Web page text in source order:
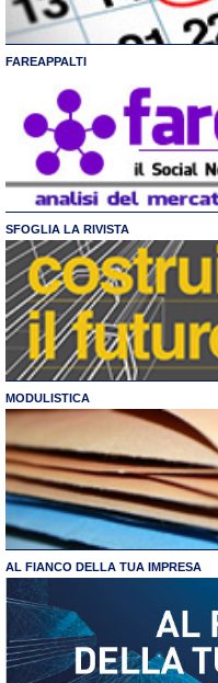
FAREAPPALTI
SFOGLIA LA RIVISTA
MODULISTICA
AL FIANCO DELLA TUA IMPRESA